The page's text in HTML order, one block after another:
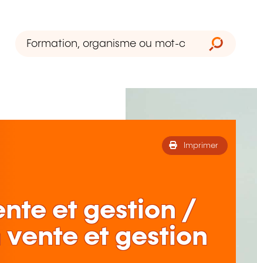
Imprimer
et gestion /
et gestion